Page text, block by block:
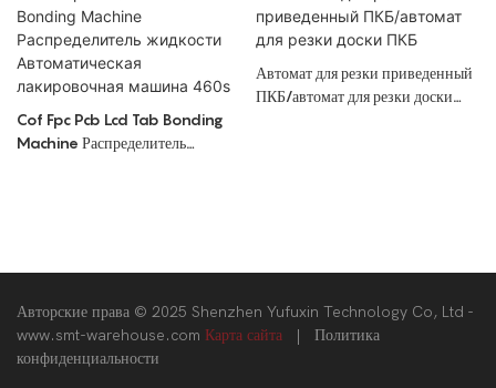
Cof Fpc Pcb Lcd Tab Bonding
Machine Распределитель
Автомат для резки приведенный
ПКБ/автомат для резки доски
Авторские права © 2025 Shenzhen Yufuxin Technology Co, Ltd -
www.smt-warehouse.com Карта сайта |
Политика
конфиденциальности